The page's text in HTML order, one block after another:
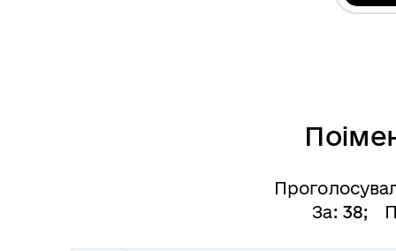
За: 38;